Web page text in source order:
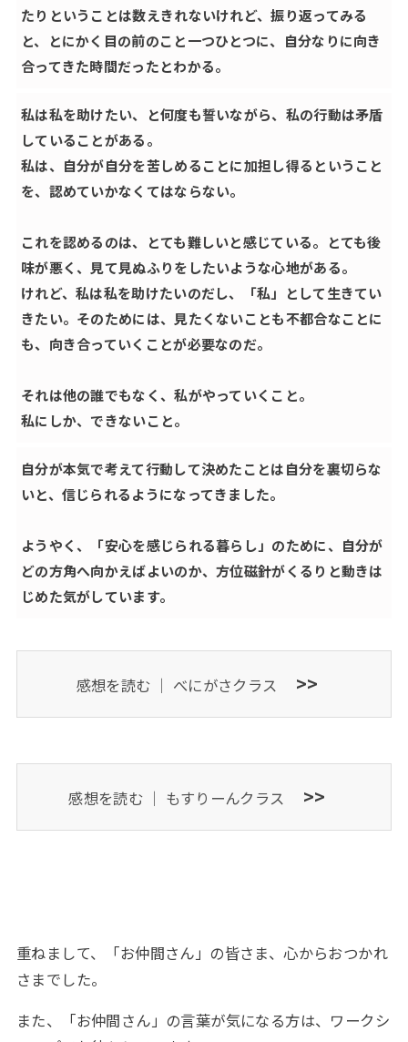
たりということは数えきれないけれど、振り返ってみる
と、とにかく目の前のこと一つひとつに、自分なりに向き
合ってきた時間だったとわかる。
私は私を助けたい、と何度も誓いながら、私の行動は矛盾
していることがある。
私は、自分が自分を苦しめることに加担し得るということ
を、認めていかなくてはならない。
これを認めるのは、とても難しいと感じている。とても後
味が悪く、見て見ぬふりをしたいような心地がある。
けれど、私は私を助けたいのだし、「私」として生きてい
きたい。そのためには、見たくないことも不都合なことに
も、向き合っていくことが必要なのだ。
それは他の誰でもなく、私がやっていくこと。
私にしか、できないこと。
自分が本気で考えて行動して決めたことは自分を裏切らな
いと、信じられるようになってきました。
ようやく、「安心を感じられる暮らし」のために、自分が
どの方角へ向かえばよいのか、方位磁針がくるりと動きは
じめた気がしています。
感想を読む ｜ べにがさクラス >>
感想を読む ｜ もすりーんクラス >>
重ねまして、「お仲間さん」の皆さま、心からおつかれ
さまでした。
また、「お仲間さん」の言葉が気になる方は、ワークシ